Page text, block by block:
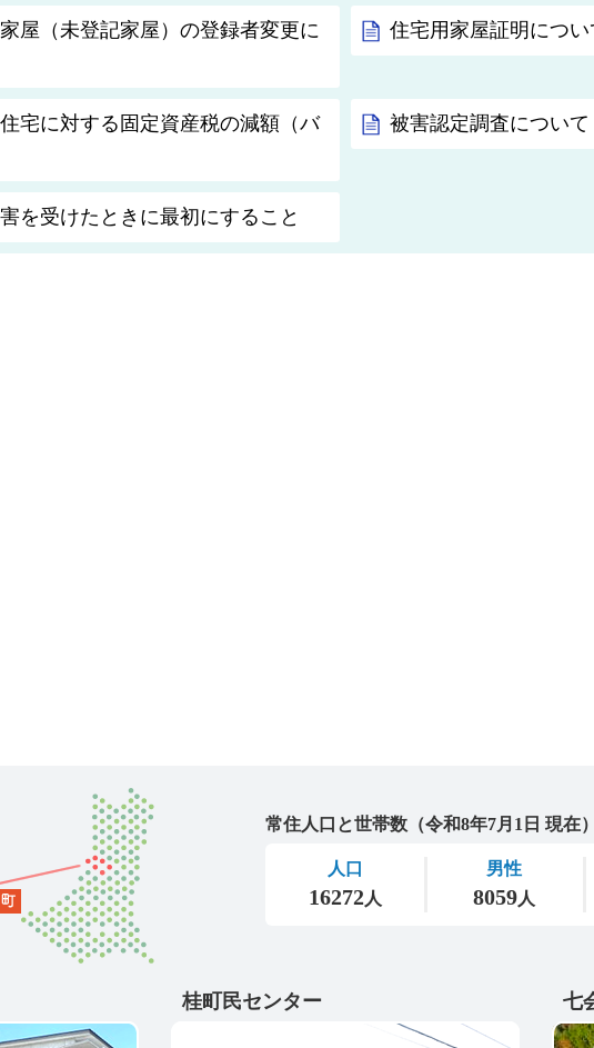
屋（未登記家屋）の登録者変更に
住宅用家屋証明につい
宅に対する固定資産税の減額（バ
被害認定調査について
を受けたときに最初にすること
桂町民センター 七